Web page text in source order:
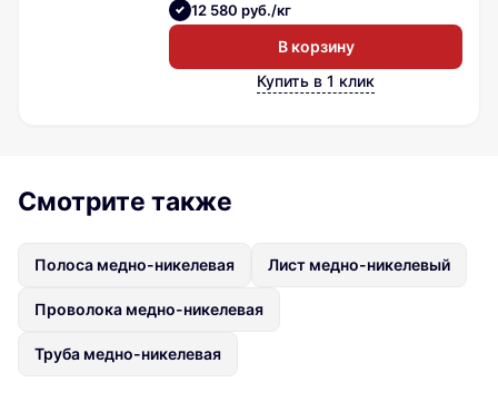
12 580 руб./кг
В корзину
Купить в 1 клик
Смотрите также
Полоса медно-никелевая Лист медно-никелевый
Проволока медно-никелевая
Труба медно-никелевая